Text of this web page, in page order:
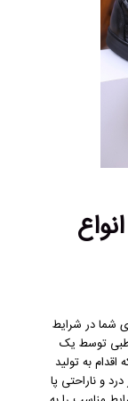
شما در شرایط
طبی توسط یک
به تولید
و ناراحتی پا